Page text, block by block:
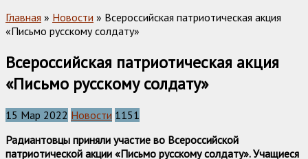
Главная » Новости » Всероссийская патриотическая акция
«Письмо русскому солдату»
Всероссийская патриотическая акция
«Письмо русскому солдату»
15 Мар 2022 Новости 1151
Радиантовцы приняли участие во Всероссийской
патриотической акции «Письмо русскому солдату». Учащиеся